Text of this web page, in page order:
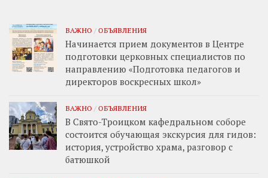
ВАЖНО / ОБЪЯВЛЕНИЯ
Начинается прием документов в Центре
подготовки церковных специалистов по
направлению «Подготовка педагогов и
директоров воскресных школ»
ВАЖНО / ОБЪЯВЛЕНИЯ
В Свято-Троицком кафедральном соборе
состоится обучающая экскурсия для гидов:
история, устройство храма, разговор с
батюшкой